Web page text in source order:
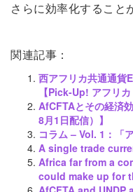
さらに効率化すること
関連記事：
西アフリカ共通通貨
【Pick-Up! アフリ
AfCFTAとその経済
8月1日配信）】
コラム – Vol. 1：「
A single trade
Africa far from a
could make up for